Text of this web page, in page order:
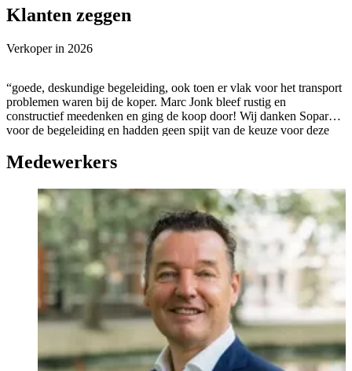
Klanten zeggen
Verkoper in 2026
“goede, deskundige begeleiding, ook toen er vlak voor het transport
problemen waren bij de koper. Marc Jonk bleef rustig en
constructief meedenken en ging de koop door! Wij danken Sopar
voor de begeleiding en hadden geen spijt van de keuze voor deze
Medewerkers